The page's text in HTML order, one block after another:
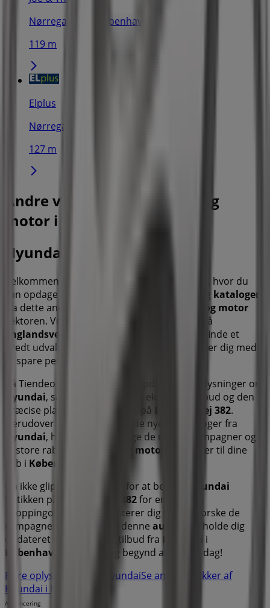
Nørregade 12, København
119 m
Elplus
Nørregade 16, Viborg
127 m
Andre virksomheder i Biler og
motor i København
Hyundai
Velkommen til
butikken på Tiendeo, hvor du
kan opdage de bedste
og kataloger
fra dette anerkendte mærke inden for
Biler og motor
sektoren. Vores fysiske butik er beliggende på
Englandsvej 382
, og her vil du finde et
bredt udvalg af kvalitetsprodukter, der hjælper dig med
at spare penge hele
På Tiendeo tilbyder vi alle de opdaterede oplysninger om
Hyundai, såsom åbningstider, eksklusive tilbud og den
præcise placering af butikken på
Englandsvej 382.
Derudover får du adgang til de nyeste kataloger fra
Hyundai, hvor du kan opdage de nyeste kampagner og
få store rabatter på
Biler og motor
produkter til dine
køb i København
Gå ikke glip af muligheden for at besøge
Hyundai
butikken på
Englandsvej 382for en fuld
shoppingoplevelse. Vi inviterer dig til at udforske de
kampagner, vi har til dig i denne august
og holde dig
opdateret om de bedste tilbud fra
i
København
. Besøg os og begynd at spare i dag!
Flere oplysninger om HyundaiSe andre butikker af
Hyundai i København
Annoncering